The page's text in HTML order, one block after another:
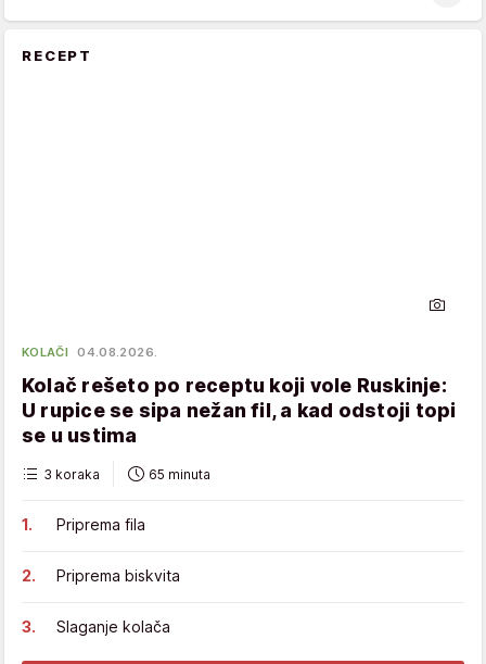
RECEPT
KOLAČI 04.08.2026.
Kolač rešeto po receptu koji vole Ruskinje:
U rupice se sipa nežan fil, a kad odstoji topi
se u ustima
3 koraka 65 minuta
Priprema fila
Priprema biskvita
Slaganje kolača